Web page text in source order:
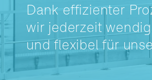
Dank effizienter
wir jederzeit
und flexibel für